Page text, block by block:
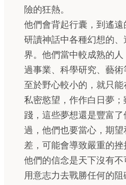
險的狂熱。
他們會背起行囊，到遙
研讀神話中各種幻想的
界。他們當中較成熟的
過事業、科學研究、藝術
至於野心較小的，就只
私密慾望，作作白日夢
踐，這些夢想還是豐富
過，他們也要當心，期
差，可能會導致嚴重的挫
他們的信念是天下沒有
用意志力去戰勝任何的